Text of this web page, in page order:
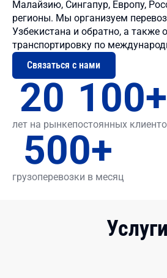
Малайзию, Сингапур, Европу,
регионы. Мы организуем
Узбекистана и обратно, а также
транспортировку по
Связаться с нами
20
лет на рынке
100+
постоянных
500+
грузоперевозки в месяц
Услуги